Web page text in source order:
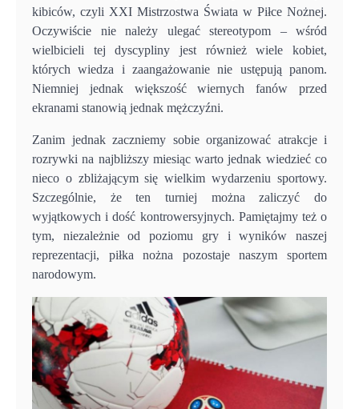
kibiców, czyli XXI Mistrzostwa Świata w Piłce Nożnej.
Oczywiście nie należy ulegać stereotypom – wśród
wielbicieli tej dyscypliny jest również wiele kobiet,
których wiedza i zaangażowanie nie ustępują panom.
Niemniej jednak większość wiernych fanów przed
ekranami stanowią jednak mężczyźni.
Zanim jednak zaczniemy sobie organizować atrakcje i
rozrywki na najbliższy miesiąc warto jednak wiedzieć co
nieco o zbliżającym się wielkim wydarzeniu sportowy.
Szczególnie, że ten turniej można zaliczyć do
wyjątkowych i dość kontrowersyjnych. Pamiętajmy też o
tym, niezależnie od poziomu gry i wyników naszej
reprezentacji, piłka nożna pozostaje naszym sportem
narodowym.